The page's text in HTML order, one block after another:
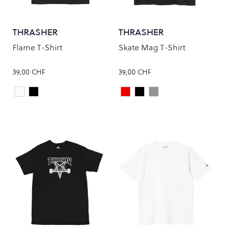
THRASHER
Flame T-Shirt
39,00 CHF
Colour
WhiteBlack
THRASHER
Skate Mag T-Shirt
39,00 CHF
Colour
Maroon
BlackGrey